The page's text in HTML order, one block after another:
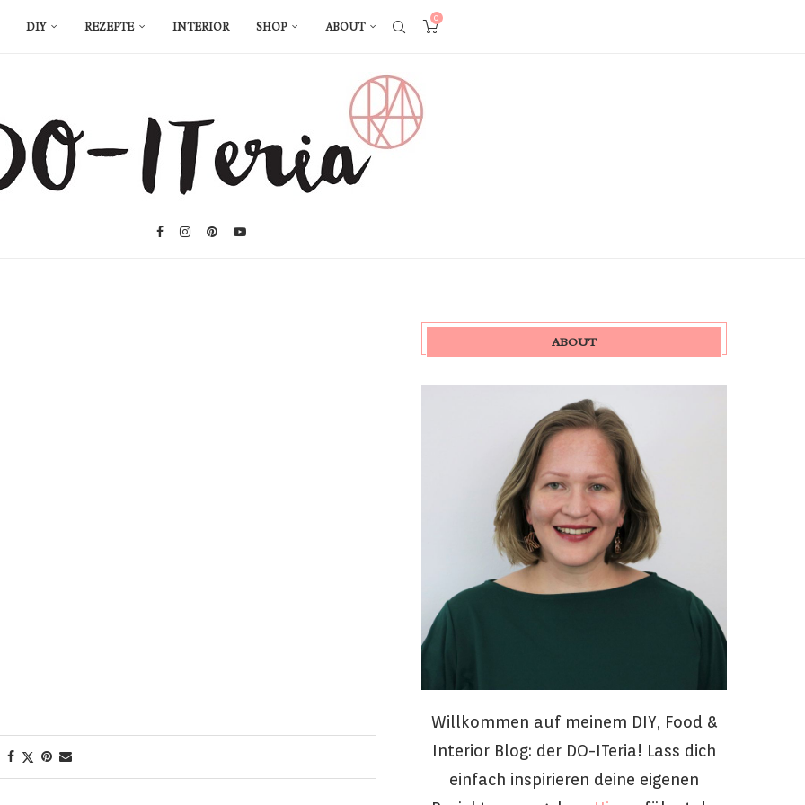
DIY REZEPTE INTERIOR SHOP ABOUT
0
ABOUT
Willkommen auf meinem DIY, Food &
Interior Blog: der DO-ITeria! Lass dich
einfach inspirieren deine eigenen